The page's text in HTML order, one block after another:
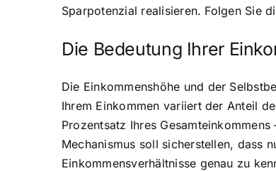
Sparpotenzial realisieren. Folgen Sie
Die Bedeutung Ihrer
Die Einkommenshöhe und der
Ihrem Einkommen variiert der Anteil
Prozentsatz Ihres
Mechanismus soll sicherstellen, dass
Einkommensverhältnisse genau zu